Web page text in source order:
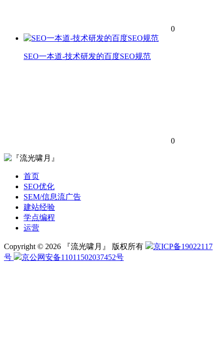
0
SEO一本道-技术研发的百度SEO规范
0
首页
SEO优化
SEM/信息流广告
建站经验
学点编程
运营
Copyright © 2026 『流光啸月』 版权所有
京ICP备19022117
号
京公网安备11011502037452号